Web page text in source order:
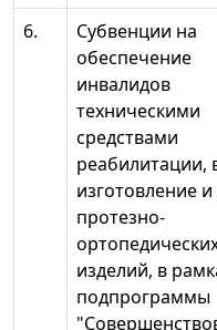
6.
Субвенции на
обеспечение
инвалидов
техническими
средствами
реабилитации,
изготовление
протезно-
изделий, в
подпрограммы